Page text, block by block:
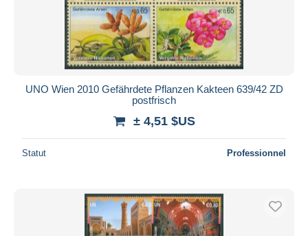
UNO Wien 2010 Gefährdete Pflanzen Kakteen 639/42 ZD
postfrisch
± 4,51 $US
Statut Professionnel